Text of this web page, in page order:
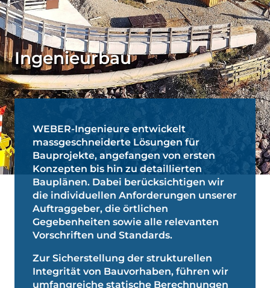
Ingenieurbau
WEBER-Ingenieure entwickelt
massgeschneiderte Lösungen für
Bauprojekte, angefangen von ersten
Konzepten bis hin zu detaillierten
Bauplänen. Dabei berücksichtigen wir
die individuellen Anforderungen unserer
Auftraggeber, die örtlichen
Gegebenheiten sowie alle relevanten
Vorschriften und Standards.
Zur Sicherstellung der strukturellen
Integrität von Bauvorhaben, führen wir
umfangreiche statische Berechnungen